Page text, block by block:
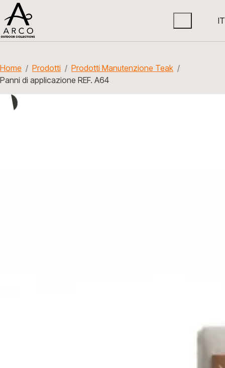
IT
Home Prodotti
Prodotti Manutenzione Teak
Panni di applicazione REF. A64